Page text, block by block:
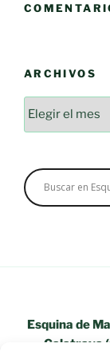
ARCHIVOS
Archivos
Esquina de
Calatrava